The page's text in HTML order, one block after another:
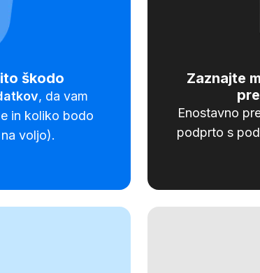
škodo
, da vam
in koliko bodo
voljo).
Zaznajte
Enostavno
podprto s